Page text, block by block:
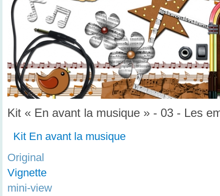
Kit « En avant la musique » - 03 - Les
Kit En avant la musique
Original
Vignette
mini-view